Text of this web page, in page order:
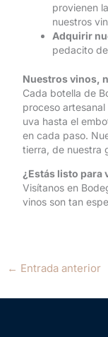
provienen
nuestros
Adquirir
pedacito
Nuestros vinos,
Cada botella de
proceso
uva hasta el
en cada paso.
tierra, de nuestra
¿Estás listo para
Visítanos en
vinos son tan
← Entrada anterior